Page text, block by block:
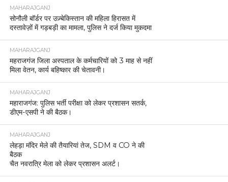
MAHARAJGANJ
सोनौली बॉर्डर पर उज़्बेकिस्तान की महिला हिरासत में
दस्तावेज़ों में गड़बड़ी का मामला, पुलिस ने दर्ज किया मुकदमा
MAHARAJGANJ
महराजगंज जिला अस्पताल के कर्मचारियों को 3 माह से नहीं
मिला वेतन, कार्य बहिष्कार की चेतावनी।
MAHARAJGANJ
महाराजगंज: पुलिस भर्ती परीक्षा को लेकर प्रशासन सतर्क,
डीएम-एसपी ने की बैठक।
MAHARAJGANJ
लेहड़ा मंदिर मेले की तैयारियां तेज, SDM व CO ने की
बैठक
चैत नवरात्रि मेला को लेकर प्रशासन अलर्ट।